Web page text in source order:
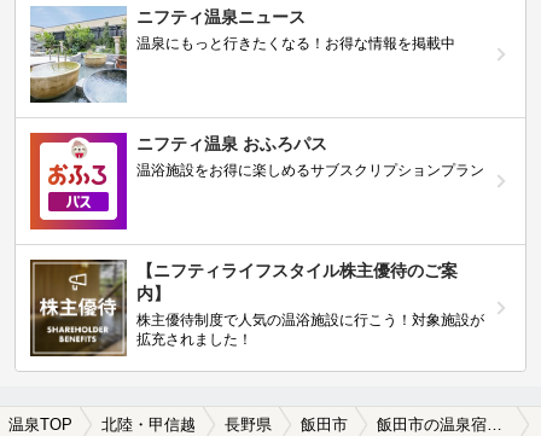
ニフティ温泉ニュース
温泉にもっと行きたくなる！お得な情報を掲載中
ニフティ温泉 おふろパス
温浴施設をお得に楽しめるサブスクリプションプラン
【ニフティライフスタイル株主優待のご案
内】
株主優待制度で人気の温浴施設に行こう！対象施設が
拡充されました！
温泉TOP 北陸・甲信越 長野県 飯田市 飯田市の温泉宿・温泉旅館・ホテルおすすめ(2026年版)